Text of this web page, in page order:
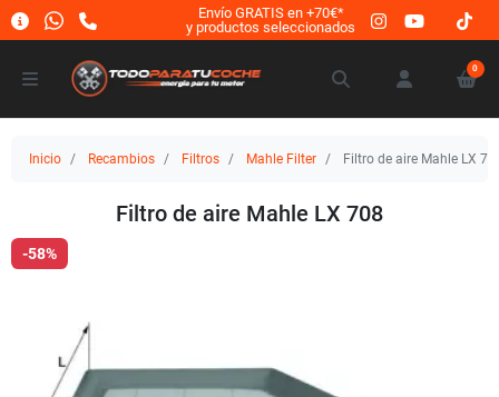
Envío GRATIS en +70€*
y productos seleccionados
0
Inicio Recambios Filtros Mahle Filter Filtro de aire Mahle LX
Filtro de aire Mahle LX 708
-58%